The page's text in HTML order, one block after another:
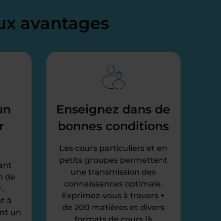
avantages
de
à
un
Enseignez dans de
bonnes conditions
Les cours particuliers et en
petits groupes permettent
une transmission des
connaissances optimale.
Exprimez-vous à travers +
de 200 matières et divers